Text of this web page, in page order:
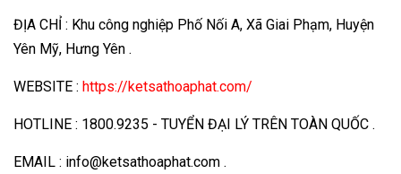
ĐỊA CHỈ : Khu công nghiệp Phố Nối A, Xã Giai Phạm, Huyện
Yên Mỹ, Hưng Yên .
WEBSITE : https://ketsathoaphat.com/
HOTLINE : 1800.9235 - TUYỂN ĐẠI LÝ TRÊN TOÀN QUỐC .
EMAIL : info@ketsathoaphat.com .